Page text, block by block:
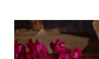
carciofi